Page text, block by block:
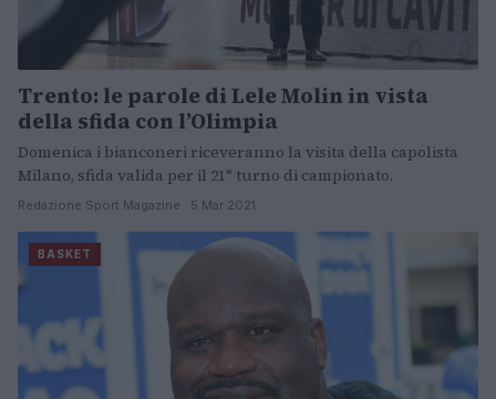
Trento: le parole di Lele Molin in vista
della sfida con l’Olimpia
Domenica i bianconeri riceveranno la visita della capolista
Milano, sfida valida per il 21° turno di campionato.
Redazione Sport Magazine · 5 Mar 2021
BASKET